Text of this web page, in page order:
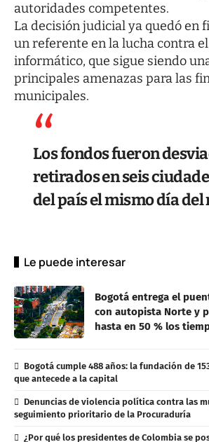
autoridades competentes.
La decisión judicial ya quedó en
un referente en la lucha contra
informático, que sigue siendo
principales amenazas para las
municipales.
Los fondos fueron
retirados en seis
del país el mismo día del
Le puede interesar
Bogotá entrega el
con autopista Norte y
hasta en 50 % los
Bogotá cumple 488 años: la fundación de
que antecede a la capital
Denuncias de violencia política contra las
seguimiento prioritario de la Procuraduría
¿Por qué los presidentes de Colombia se